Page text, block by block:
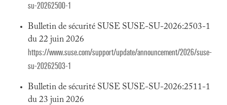
su-20262500-1
Bulletin de sécurité SUSE SUSE-SU-2026:2503-1
du 22 juin 2026
https://www.suse.com/support/update/announcement/2026/suse-
su-20262503-1
Bulletin de sécurité SUSE SUSE-SU-2026:2511-1
du 23 juin 2026